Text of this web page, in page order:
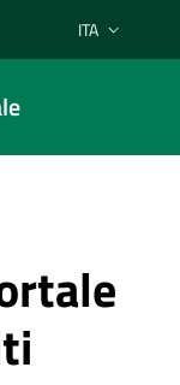
Lingua attiva:
ITA